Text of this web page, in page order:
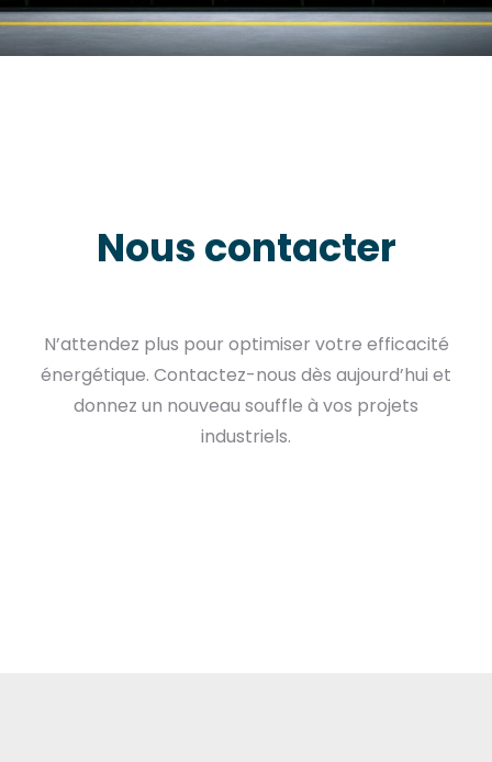
Nous contacter
N’attendez plus pour optimiser votre efficacité
énergétique. Contactez-nous dès aujourd’hui et
donnez un nouveau souffle à vos projets
industriels.